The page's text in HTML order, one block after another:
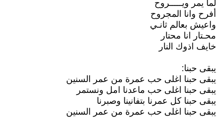
لما يمر ويـــــروح
أفرح وانا المجروح
واعيش بعالم ثانـي
محـتار انا محتار
خايف اذوك النار
يبقى حبنا:
يبقى حبنا اغلى حب عمرة من عمر السنين
يبقى حبنا اغلى حب ماعدنا امل ونستمر
يبقى حبنا كل عمرنا بتفانينا وصبرنا
يبقى حبنا اغلى حب عمرة من عمر السنين